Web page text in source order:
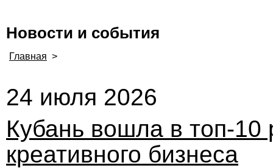
Новости и события
Главная >
24 июля 2026
Кубань вошла в топ-
креативного бизнеса